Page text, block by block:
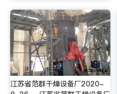
江苏省范群干燥设备厂2020-